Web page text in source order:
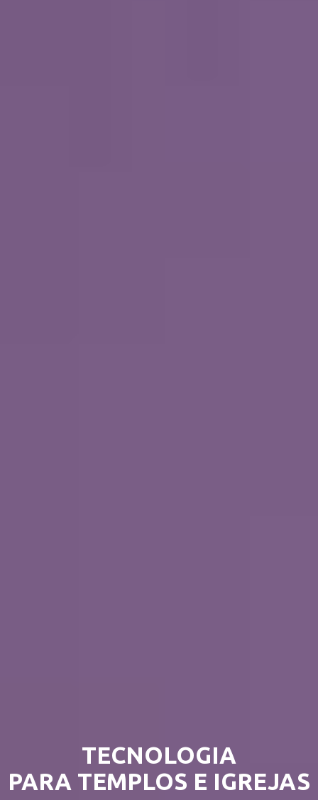
TECNOLOGIA
PARA TEMPLOS E IGREJAS